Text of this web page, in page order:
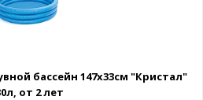
бассейн 147х33см "Кристал"
от 2 лет